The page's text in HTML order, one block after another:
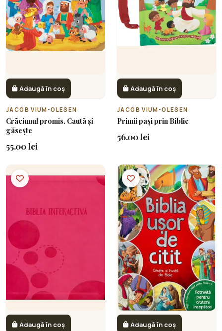
Adaugă în coș
JACOB VIUM-OLESEN
Crăciunul promis. Caută și
găsește
55.00 lei
Adaugă în coș
JACOB VIUM-OLESEN
Primii pași prin Biblie
56.00 lei
Adaugă în coș Adaugă în coș